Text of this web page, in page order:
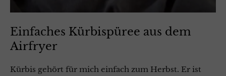
Einfaches Kürbispüree aus dem
Airfryer
Kürbis gehört für mich einfach zum Herbst. Er ist